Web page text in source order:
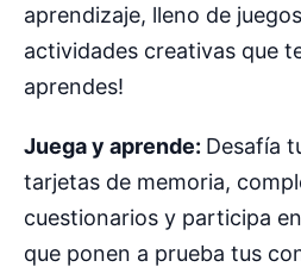
aprendizaje, lleno de
actividades creativas que
aprendes!
Juega y aprende: Desafía
tarjetas de memoria,
cuestionarios y participa
que ponen a prueba tus